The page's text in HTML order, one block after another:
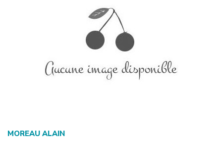
MOREAU ALAIN